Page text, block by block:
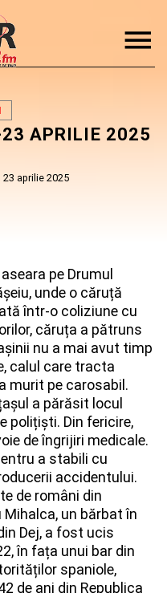
SITE: PE:
APRILIE 2025
23 aprilie 2025
pe Drumul
unde o căruță
într-o coliziune cu
căruța a pătruns
nu a mai avut timp
calul care tracta
murit pe carosabil.
a părăsit locul
polițiști. Din fericire,
de îngrijiri medicale.
a stabili cu
accidentului.
de români din
Mihalca, un bărbat în
Dej, a fost ucis
în fața unui bar din
spaniole,
de ani din Republica